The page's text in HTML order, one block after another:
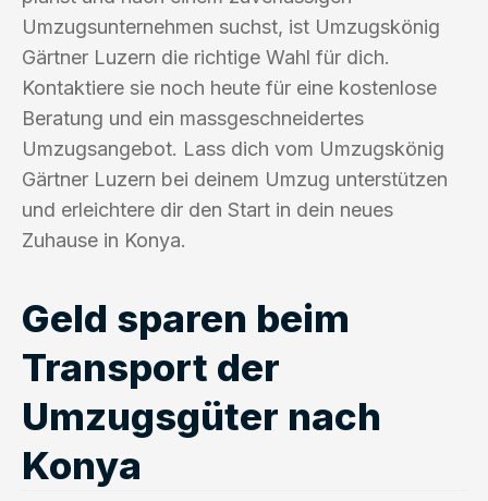
Umzugsunternehmen suchst, ist Umzugskönig
Gärtner Luzern die richtige Wahl für dich.
Kontaktiere sie noch heute für eine kostenlose
Beratung und ein massgeschneidertes
Umzugsangebot. Lass dich vom Umzugskönig
Gärtner Luzern bei deinem Umzug unterstützen
und erleichtere dir den Start in dein neues
Zuhause in Konya.
Geld sparen beim
Transport der
Umzugsgüter nach
Konya